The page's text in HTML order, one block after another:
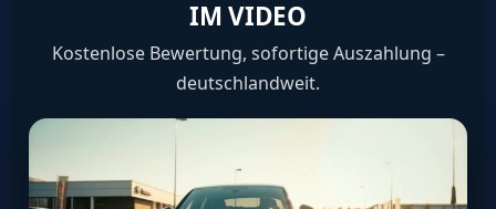
IM VIDEO
Kostenlose Bewertung, sofortige Auszahlung –
deutschlandweit.